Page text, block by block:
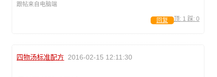
跟帖来自电脑端
顶: 1 踩: 0
回复
四物汤标准配方 2016-02-15 12:11:30